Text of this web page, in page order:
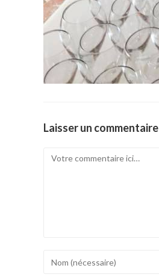
Laisser un commentaire
Comment